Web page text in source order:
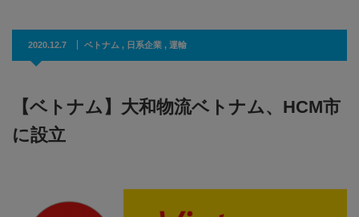
2020.12.7 ベトナム , 日系企業 , 運輸
【ベトナム】大和物流ベトナム、HCM市
に設立